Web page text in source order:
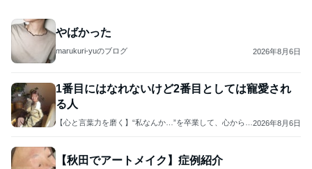
やばかった
marukuri-yuのブログ 2026年8月6日
1番目にはなれないけど2番目としては寵愛され
る人
【心と言葉力を磨く】“私なんか…”を卒業して、心からの 2026年8月6日
【秋田でアートメイク】症例紹介